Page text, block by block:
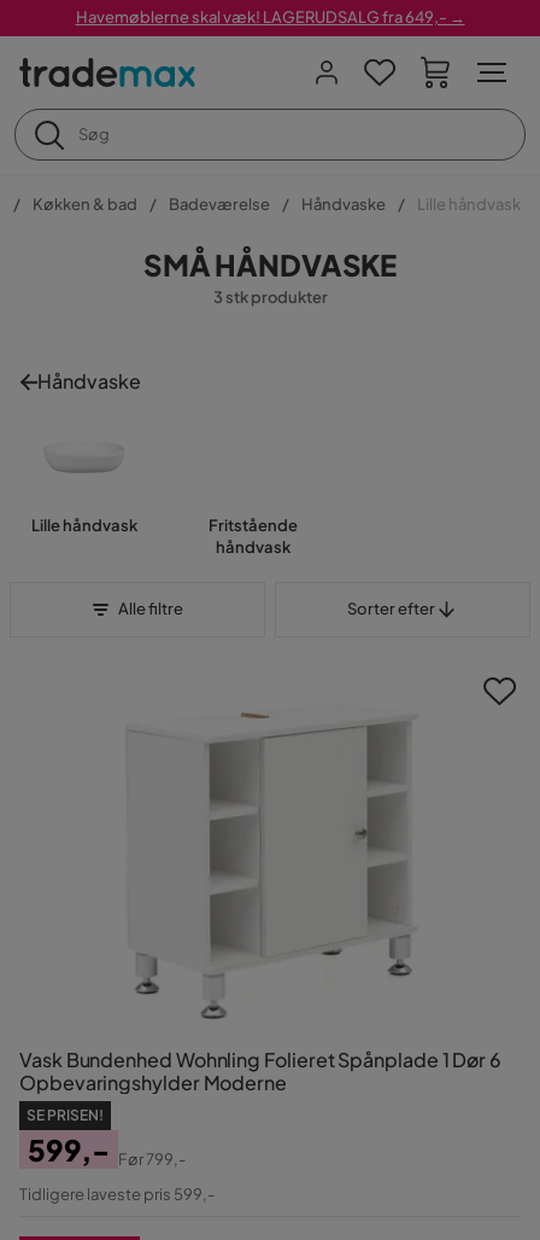
Havemøblerne skal væk! LAGERUDSALG fra 649,- →
Køkken & bad Badeværelse Håndvaske Lille håndvask
SMÅ HÅNDVASKE
3 stk produkter
Håndvaske
Lille håndvask
Fritstående
håndvask
Alle filtre Sorter efter
Vask Bundenhed Wohnling Folieret Spånplade 1 Dør 6
Opbevaringshylder Moderne
SE PRISEN!
Pris
599,-
Original
Før799,-
Tidligere laveste pris 599,-